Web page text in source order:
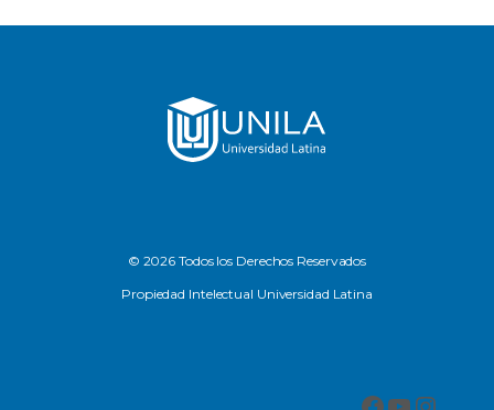
© 2026 Todos los Derechos Reservados
Propiedad Intelectual Universidad Latina